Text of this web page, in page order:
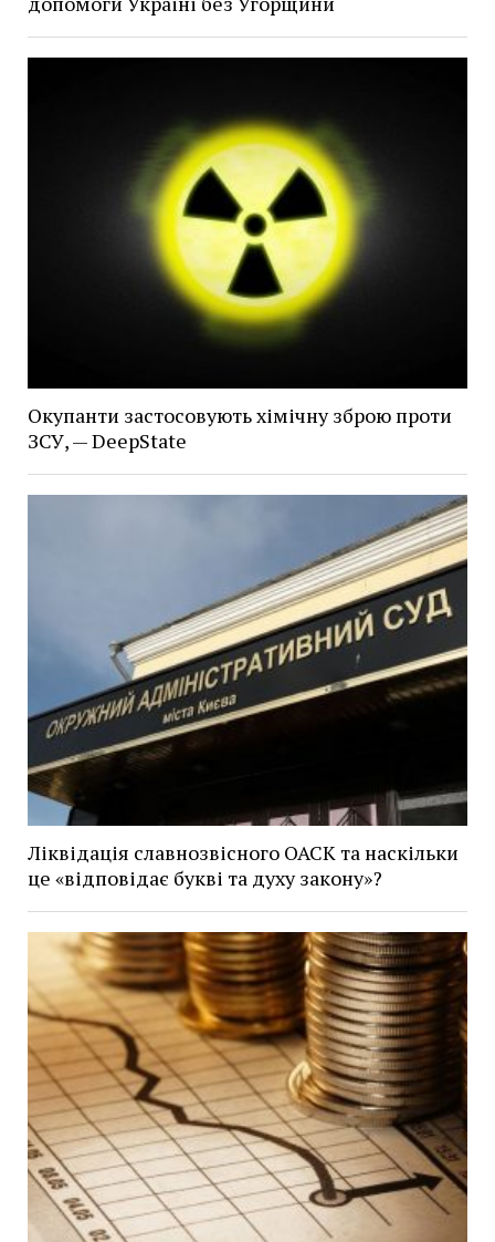
Окупанти застосовують хімічну зброю проти
ЗСУ, — DeepState
Ліквідація славнозвісного ОАСК та наскільки
це «відповідає букві та духу закону»?